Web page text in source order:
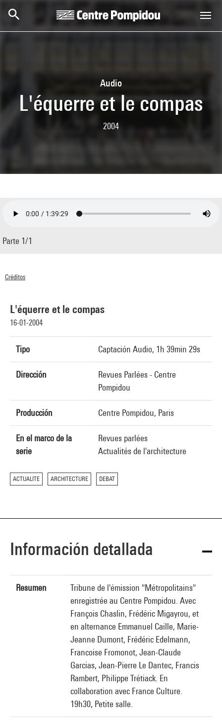
Audio
L'équerre et le compas
2004
L'équerre et le compas
16-01-2004
Tipo Captación Audio, 1h 39min 29s
Dirección
Revues Parlées - Centre
Pompidou
Producción Centre Pompidou, Paris
En el marco de la
serie
Revues parlées
Actualités de l'architecture
ACTUALITE ARCHITECTURE DEBAT
Parte 1/1
Créditos
Información detallada
Resumen
Tribune de l'émission "Métropolitains"
enregistrée au Centre Pompidou. Avec
François Chaslin, Frédéric Migayrou, et
en alternance Emmanuel Caille, Marie-
Jeanne Dumont, Frédéric Edelmann,
Francoise Fromonot, Jean-Claude
Garcias, Jean-Pierre Le Dantec, Francis
Rambert, Philippe Trétiack. En
collaboration avec France Culture.
19h30, Petite salle.